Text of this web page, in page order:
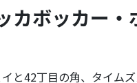
カボッカー・
と42丁目の角、タイム